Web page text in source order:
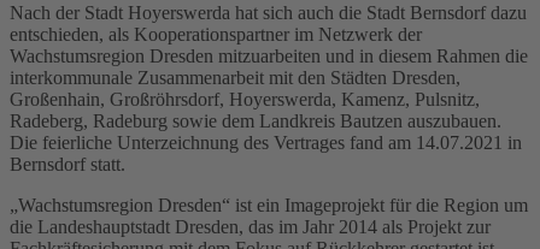
Nach der Stadt Hoyerswerda hat sich auch die Stadt Bernsdorf dazu
entschieden, als Kooperationspartner im Netzwerk der
Wachstumsregion Dresden mitzuarbeiten und in diesem Rahmen die
interkommunale Zusammenarbeit mit den Städten Dresden,
Großenhain, Großröhrsdorf, Hoyerswerda, Kamenz, Pulsnitz,
Radeberg, Radeburg sowie dem Landkreis Bautzen auszubauen.
Die feierliche Unterzeichnung des Vertrages fand am 14.07.2021 in
Bernsdorf statt.
„Wachstumsregion Dresden“ ist ein Imageprojekt für die Region um
die Landeshauptstadt Dresden, das im Jahr 2014 als Projekt zur